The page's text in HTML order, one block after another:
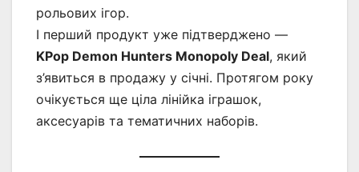
рольових ігор.
І перший продукт уже підтверджено —
KPop Demon Hunters Monopoly Deal, який
з’явиться в продажу у січні. Протягом року
очікується ще ціла лінійка іграшок,
аксесуарів та тематичних наборів.